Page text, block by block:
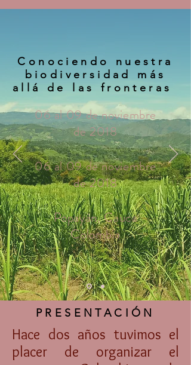
Conociendo nuestra
biodiversidad más
allá de las fronteras
06 al 09 de noviembre
de 2018
06 al 09 de noviembre
de 2018
Popayán, Cauca
Colombia
PRESENTACIÓN
Hace dos años tuvimos el
placer de organizar el